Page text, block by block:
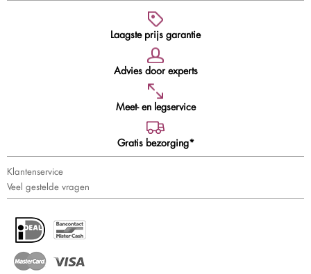
Laagste prijs garantie
Advies door experts
Meet- en legservice
Gratis bezorging*
Klantenservice
Veel gestelde vragen